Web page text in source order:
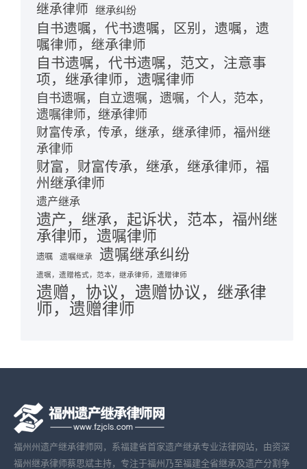
继承律师 继承纠纷
自书遗嘱，代书遗嘱，区别，遗嘱，遗
嘱律师，继承律师
自书遗嘱，代书遗嘱，范文，注意事
项，继承律师，遗嘱律师
自书遗嘱，自立遗嘱，遗嘱，个人，范本，
遗嘱律师，继承律师
财富传承，传承，继承，继承律师，福州继
承律师
财富，财富传承，继承，继承律师，福
州继承律师
遗产继承
遗产，继承，起诉状，范本，福州继
承律师，遗嘱律师
遗嘱 遗嘱继承 遗嘱继承纠纷
遗嘱，遗赠格式，范本，继承律师，遗赠律师
遗赠，协议，遗赠协议，继承律
师，遗赠律师
福州州遗产继承律师网，系福建省首家遗产继承专业法律网站，由资深
福州继承律师蔡思斌主持，专注于福州乃至福建全省继承及遗产分割争